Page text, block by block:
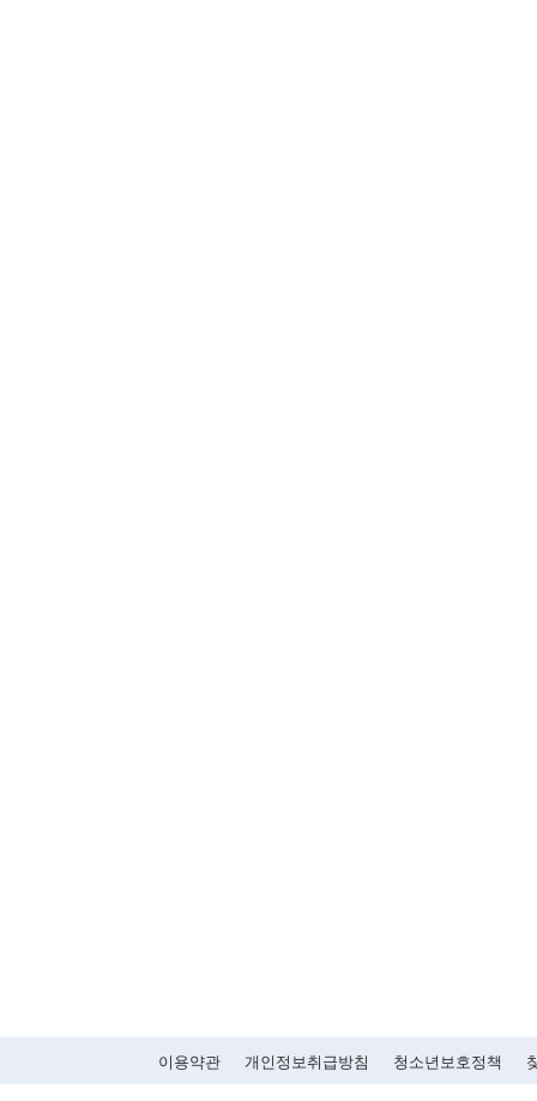
이용약관 개인정보취급방침 청소년보호정책